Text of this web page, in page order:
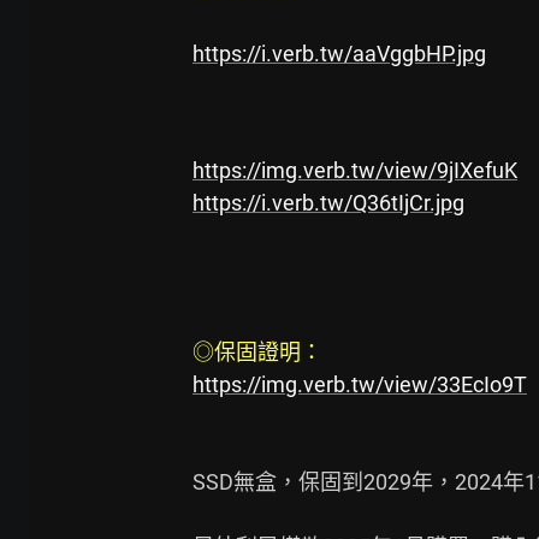
https://i.verb.tw/aaVggbHP.jpg
https://img.verb.tw/view/9jIXefuK
https://i.verb.tw/Q36tIjCr.jpg
◎保固證明：
https://img.verb.tw/view/33EcIo9T
SSD無盒，保固到2029年，2024年